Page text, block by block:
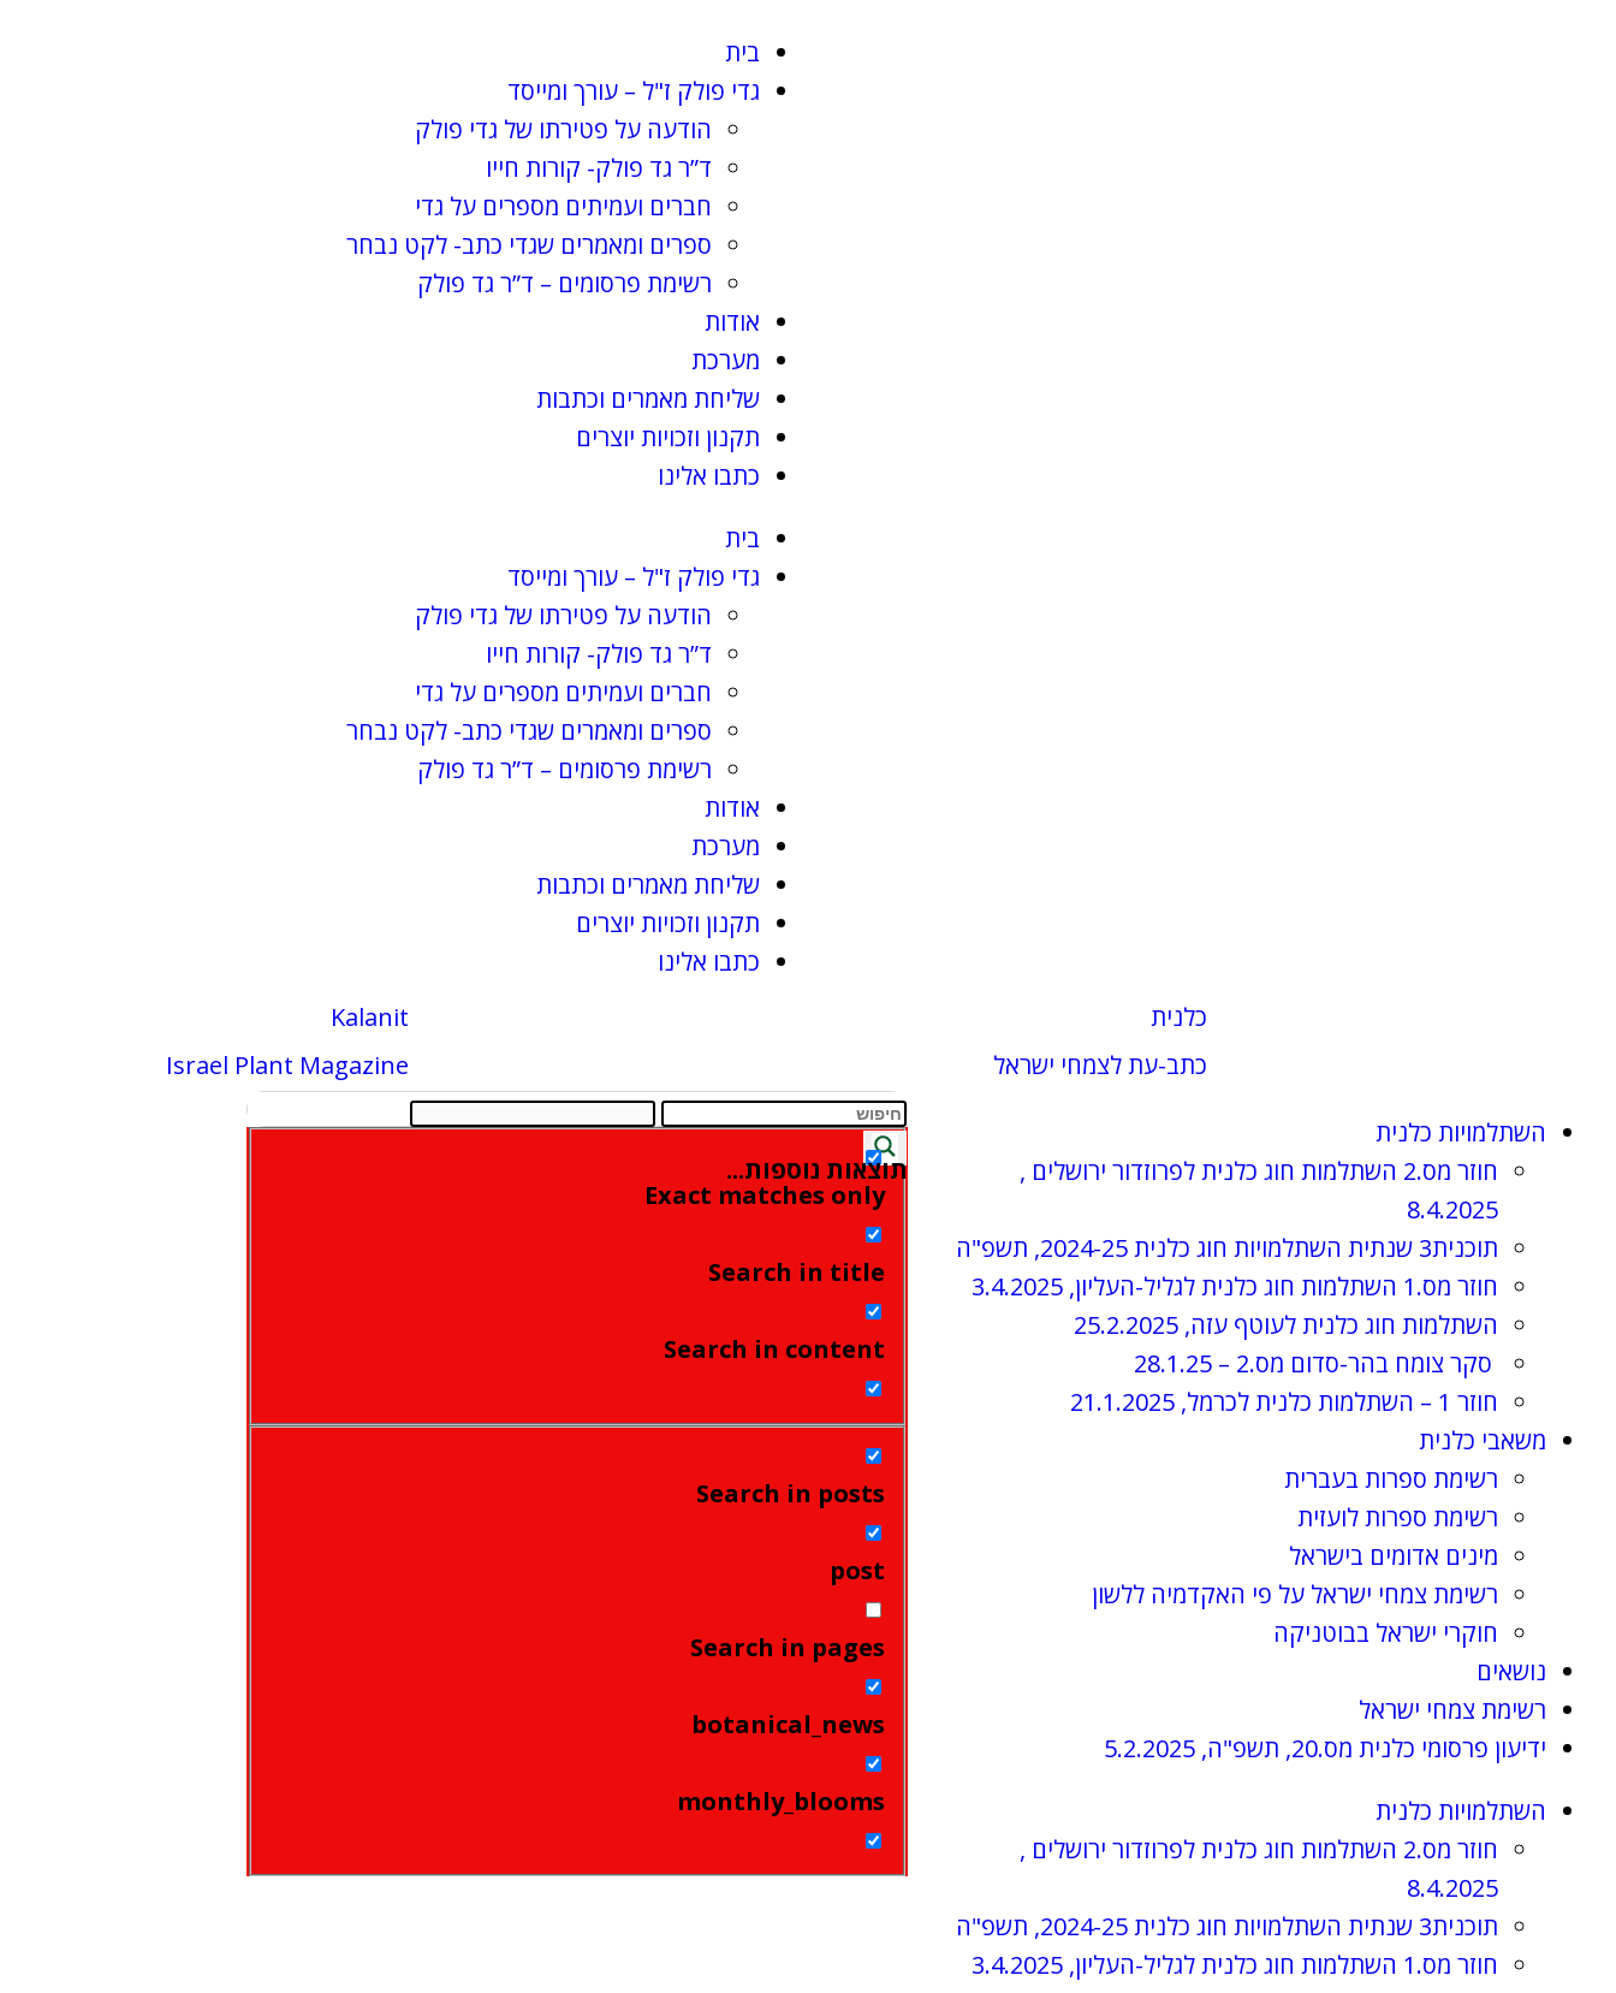
בית
גדי פולק ז"ל – עורך ומייסד
הודעה על פטירתו של גדי פולק
ד”ר גד פולק- קורות חייו
חברים ועמיתים מספרים על גדי
ספרים ומאמרים שגדי כתב- לקט נבחר
רשימת פרסומים – ד”ר גד פולק
אודות
מערכת
שליחת מאמרים וכתבות
תקנון וזכויות יוצרים
כתבו אלינו
בית
גדי פולק ז"ל – עורך ומייסד
הודעה על פטירתו של גדי פולק
ד”ר גד פולק- קורות חייו
חברים ועמיתים מספרים על גדי
ספרים ומאמרים שגדי כתב- לקט נבחר
רשימת פרסומים – ד”ר גד פולק
אודות
מערכת
שליחת מאמרים וכתבות
תקנון וזכויות יוצרים
כתבו אלינו
כלנית
כתב-עת לצמחי ישראל
Kalanit
Israel Plant Magazine
השתלמויות כלנית
חוזר מס.2 השתלמות חוג כלנית לפרוזדור ירושלים ,
8.4.2025
תוכנית3 שנתית השתלמויות חוג כלנית 2024-25, תשפ"ה
חוזר מס.1 השתלמות חוג כלנית לגליל-העליון, 3.4.2025
השתלמות חוג כלנית לעוטף עזה, 25.2.2025
סקר צומח בהר-סדום מס.2 – 28.1.25
חוזר 1 – השתלמות כלנית לכרמל, 21.1.2025
משאבי כלנית
רשימת ספרות בעברית
רשימת ספרות לועזית
מינים אדומים בישראל
רשימת צמחי ישראל על פי האקדמיה ללשון
חוקרי ישראל בבוטניקה
נושאים
רשימת צמחי ישראל
ידיעון פרסומי כלנית מס.20, תשפ"ה, 5.2.2025
השתלמויות כלנית
חוזר מס.2 השתלמות חוג כלנית לפרוזדור ירושלים ,
8.4.2025
תוכנית3 שנתית השתלמויות חוג כלנית 2024-25, תשפ"ה
חוזר מס.1 השתלמות חוג כלנית לגליל-העליון, 3.4.2025
תוצאות נוספות...
Exact matches only
Search in title
Search in content
Search in posts
post
Search in pages
botanical_news
monthly_blooms